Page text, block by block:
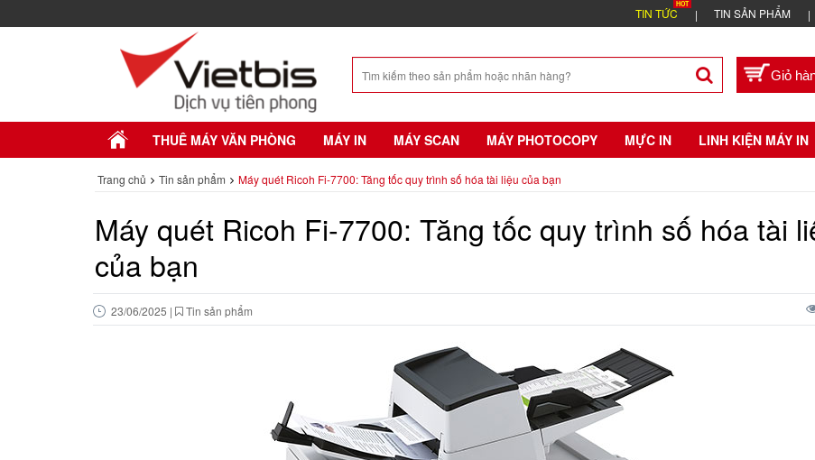
TIN TỨC TIN SẢN PHẨM
THUÊ MÁY VĂN PHÒNG MÁY IN MÁY SCAN MÁY PHOTOCOPY MỰC IN LINH KIỆN MÁY IN
Trang chủ Tin sản phẩm Máy quét Ricoh Fi-7700: Tăng tốc quy trình số hóa tài liệu của bạn
Máy quét Ricoh Fi-7700: Tăng tốc quy trình số hóa tài
của bạn
23/06/2025 | Tin sản phẩm